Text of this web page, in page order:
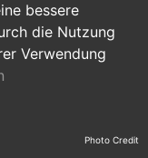
bessere
die Nutzung
Verwendung
Photo Credit